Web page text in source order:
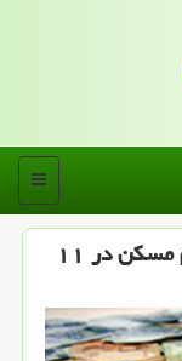
منو
اعطای ۲۴ هزار میلیارد تومان انواع وام مسكن در ۱۱